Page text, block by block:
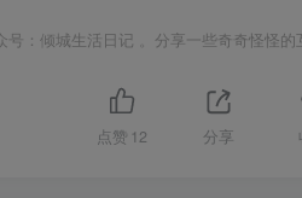
号：倾城生活日记 。分享一些奇奇怪怪
点赞 12 分享